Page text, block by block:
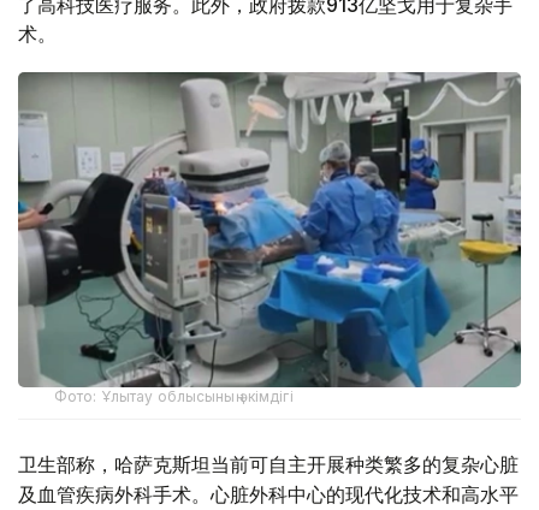
了高科技医疗服务。此外，政府拨款913亿坚戈用于复杂手
术。
Фото: Ұлытау облысының әкімдігі
卫生部称，哈萨克斯坦当前可自主开展种类繁多的复杂心脏
及血管疾病外科手术。心脏外科中心的现代化技术和高水平